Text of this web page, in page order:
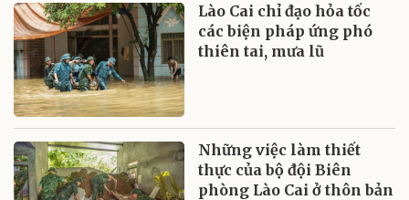
Lào Cai chỉ đạo hỏa tốc
các biện pháp ứng phó
thiên tai, mưa lũ
Những việc làm thiết
thực của bộ đội Biên
phòng Lào Cai ở thôn bản